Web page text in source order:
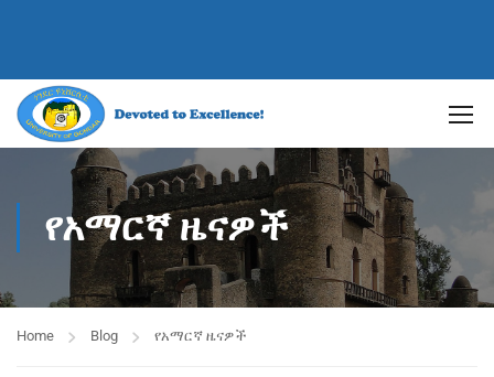
የአማርኛ ዜናዎች
Home Blog የአማርኛ ዜናዎች